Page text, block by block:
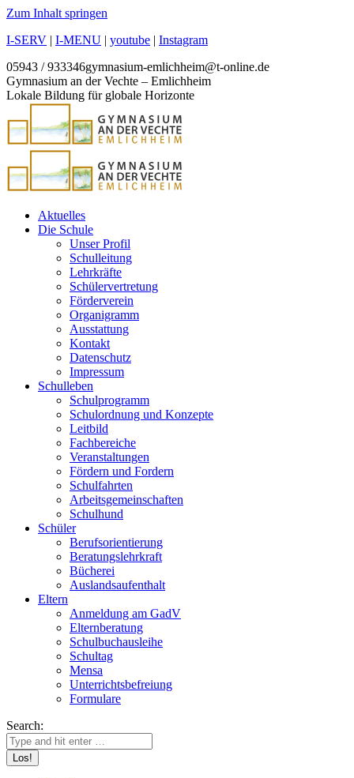
Zum Inhalt springen
I-SERV | I-MENU | youtube | Instagram
05943 / 933346gymnasium-emlichheim@t-online.de
Gymnasium an der Vechte – Emlichheim
Lokale Bildung für globale Horizonte
Aktuelles
Die Schule
Unser Profil
Schulleitung
Lehrkräfte
Schülervertretung
Förderverein
Organigramm
Ausstattung
Kontakt
Datenschutz
Impressum
Schulleben
Schulprogramm
Schulordnung und Konzepte
Leitbild
Fachbereiche
Veranstaltungen
Fördern und Fordern
Schulfahrten
Arbeitsgemeinschaften
Schulhund
Schüler
Berufsorientierung
Beratungslehrkraft
Bücherei
Auslandsaufenthalt
Eltern
Anmeldung am GadV
Elternberatung
Schulbuchausleihe
Schultag
Mensa
Unterrichtsbefreiung
Formulare
Search: